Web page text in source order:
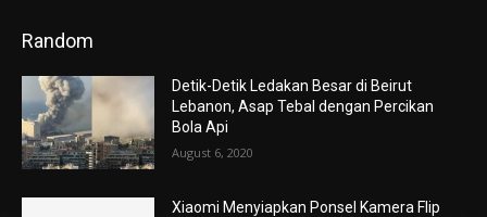
Random
Detik-Detik Ledakan Besar di Beirut
Lebanon, Asap Tebal dengan Percikan
Bola Api
August 6, 2020
Xiaomi Menyiapkan Ponsel Kamera Flip